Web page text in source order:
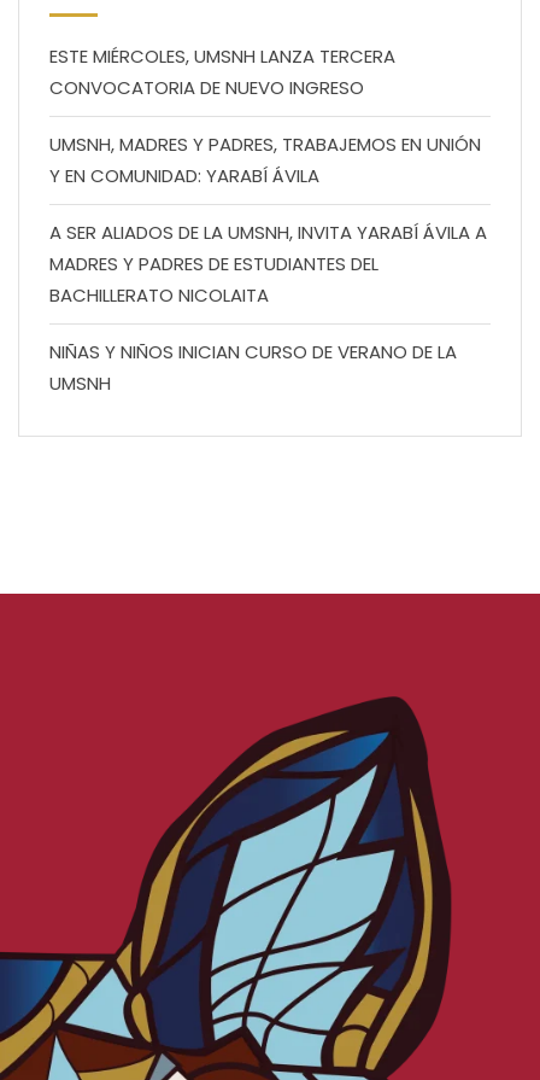
ESTE MIÉRCOLES, UMSNH LANZA TERCERA
CONVOCATORIA DE NUEVO INGRESO
UMSNH, MADRES Y PADRES, TRABAJEMOS EN UNIÓN
Y EN COMUNIDAD: YARABÍ ÁVILA
A SER ALIADOS DE LA UMSNH, INVITA YARABÍ ÁVILA A
MADRES Y PADRES DE ESTUDIANTES DEL
BACHILLERATO NICOLAITA
NIÑAS Y NIÑOS INICIAN CURSO DE VERANO DE LA
UMSNH